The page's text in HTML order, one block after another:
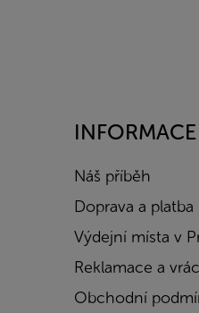
Náš příběh
Doprava a platba
Výdejní místa v
Reklamace a
Obchodní